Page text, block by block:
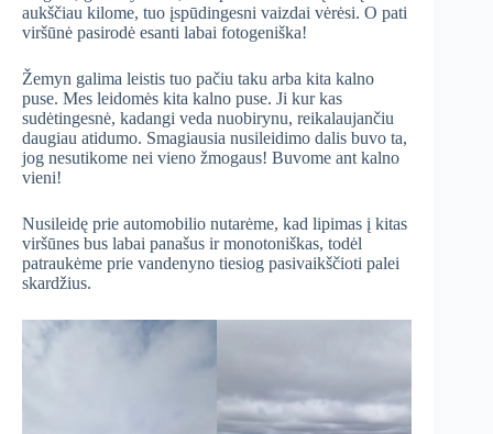
aukščiau kilome, tuo įspūdingesni vaizdai vėrėsi. O pati
viršūnė pasirodė esanti labai fotogeniška!
Žemyn galima leistis tuo pačiu taku arba kita kalno
puse. Mes leidomės kita kalno puse. Ji kur kas
sudėtingesnė, kadangi veda nuobirynu, reikalaujančiu
daugiau atidumo. Smagiausia nusileidimo dalis buvo ta,
jog nesutikome nei vieno žmogaus! Buvome ant kalno
vieni!
Nusileidę prie automobilio nutarėme, kad lipimas į kitas
viršūnes bus labai panašus ir monotoniškas, todėl
patraukėme prie vandenyno tiesiog pasivaikščioti palei
skardžius.